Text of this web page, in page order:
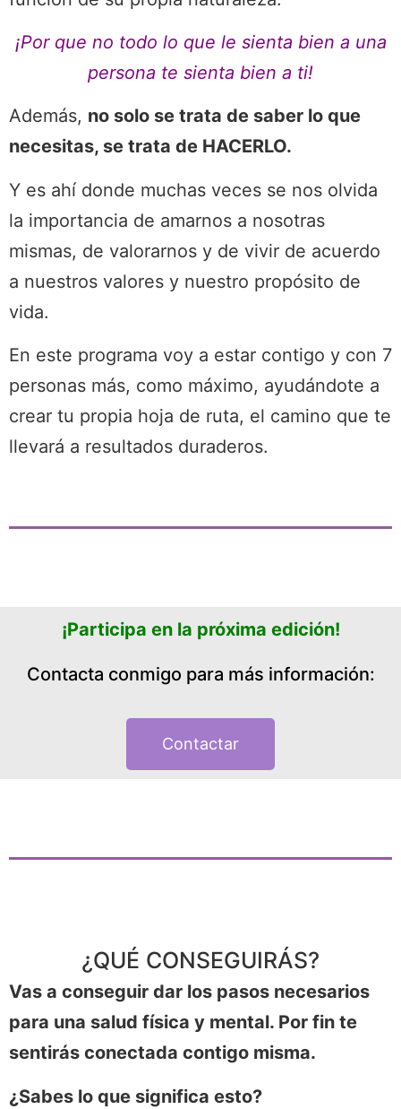
¡Por que no todo lo que le sienta bien a una
persona te sienta bien a ti!
Además, no solo se trata de saber lo que
necesitas, se trata de HACERLO.
Y es ahí donde muchas veces se nos olvida
la importancia de amarnos a nosotras
mismas, de valorarnos y de vivir de acuerdo
a nuestros valores y nuestro propósito de
vida.
En este programa voy a estar contigo y con 7
personas más, como máximo, ayudándote a
crear tu propia hoja de ruta, el camino que te
llevará a resultados duraderos.
¡Participa en la próxima edición!
Contacta conmigo para más información:
Contactar
¿QUÉ CONSEGUIRÁS?
Vas a conseguir dar los pasos necesarios
para una salud física y mental. Por fin te
sentirás conectada contigo misma.
¿Sabes lo que significa esto?